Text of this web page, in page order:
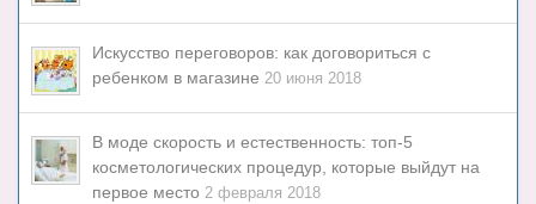
Искусство переговоров: как договориться с
ребенком в магазине 20 июня 2018
В моде скорость и естественность: топ-5
косметологических процедур, которые выйдут на
первое место 2 февраля 2018